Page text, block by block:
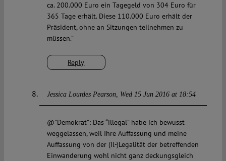
Reply
ca. 200.000 Euro ein Tagegeld von 304 Euro für
365 Tage erhält. Diese 110.000 Euro erhält der
Präsident, ohne an Sitzungen teilnehmen zu
müssen.”
Jessica Lourdes Pearson Wed 15 Jun 2016 at 18:54
@”Demokrat”: Das “illegal” habe ich bewusst
weggelassen, weil Ihre Auffassung und meine
Auffassung von der (Il-)Legalität der betreffenden
Einwanderung wohl nicht ganz deckungsgleich